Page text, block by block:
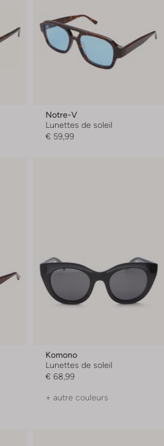
Notre-V
Lunettes de soleil
€ 59,99
Komono
Lunettes de soleil
€ 68,99
+ autre couleurs